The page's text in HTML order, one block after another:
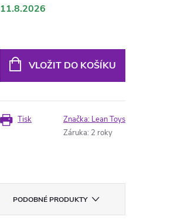
11.8.2026
VLOŽIT DO KOŠÍKU
Tisk Značka: Lean Toys
Záruka: 2 roky
PODOBNÉ PRODUKTY